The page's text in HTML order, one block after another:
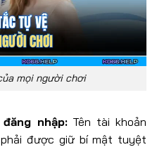
mọi người chơi
nhập:Tên tài khoản
được giữ bí mật tuyệt